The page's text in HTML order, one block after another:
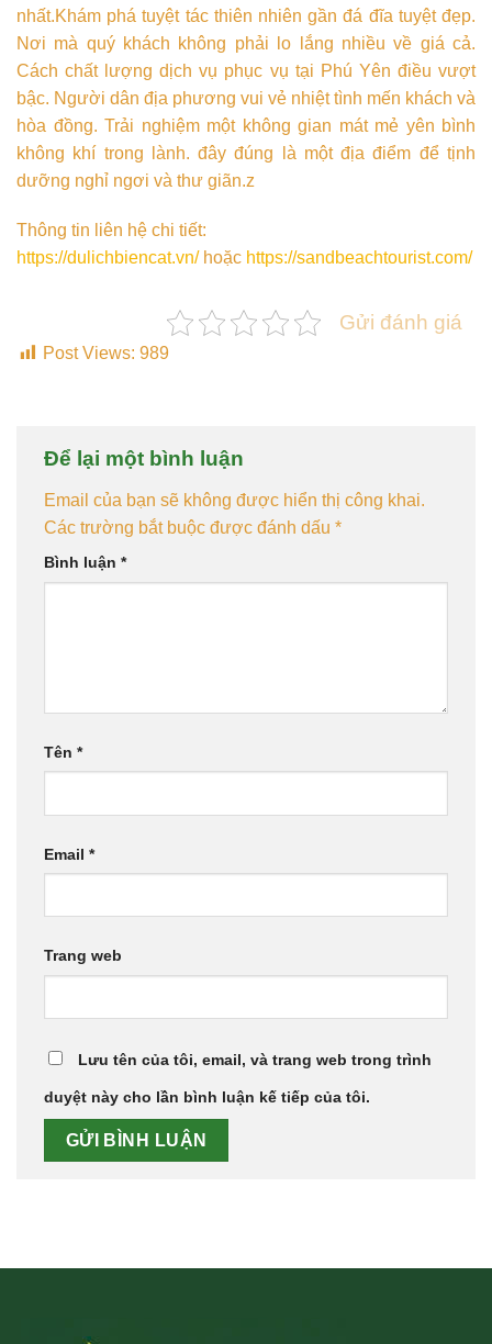
nhất.Khám phá tuyệt tác thiên nhiên gần đá đĩa tuyệt đẹp.
Nơi mà quý khách không phải lo lắng nhiều về giá cả.
Cách chất lượng dịch vụ phục vụ tại Phú Yên điều vượt
bậc. Người dân địa phương vui vẻ nhiệt tình mến khách và
hòa đồng. Trải nghiệm một không gian mát mẻ yên bình
không khí trong lành. đây đúng là một địa điểm để tịnh
dưỡng nghỉ ngơi và thư giãn.z
Thông tin liên hệ chi tiết:
https://dulichbiencat.vn/hoặc https://sandbeachtourist.com/
Gửi đánh giá
Post Views: 989
Để lại một bình luận
Email của bạn sẽ không được hiển thị công khai.
Các trường bắt buộc được đánh dấu *
Bình luận *
Tên *
Email *
Trang web
Lưu tên của tôi, email, và trang web trong trình
duyệt này cho lần bình luận kế tiếp của tôi.